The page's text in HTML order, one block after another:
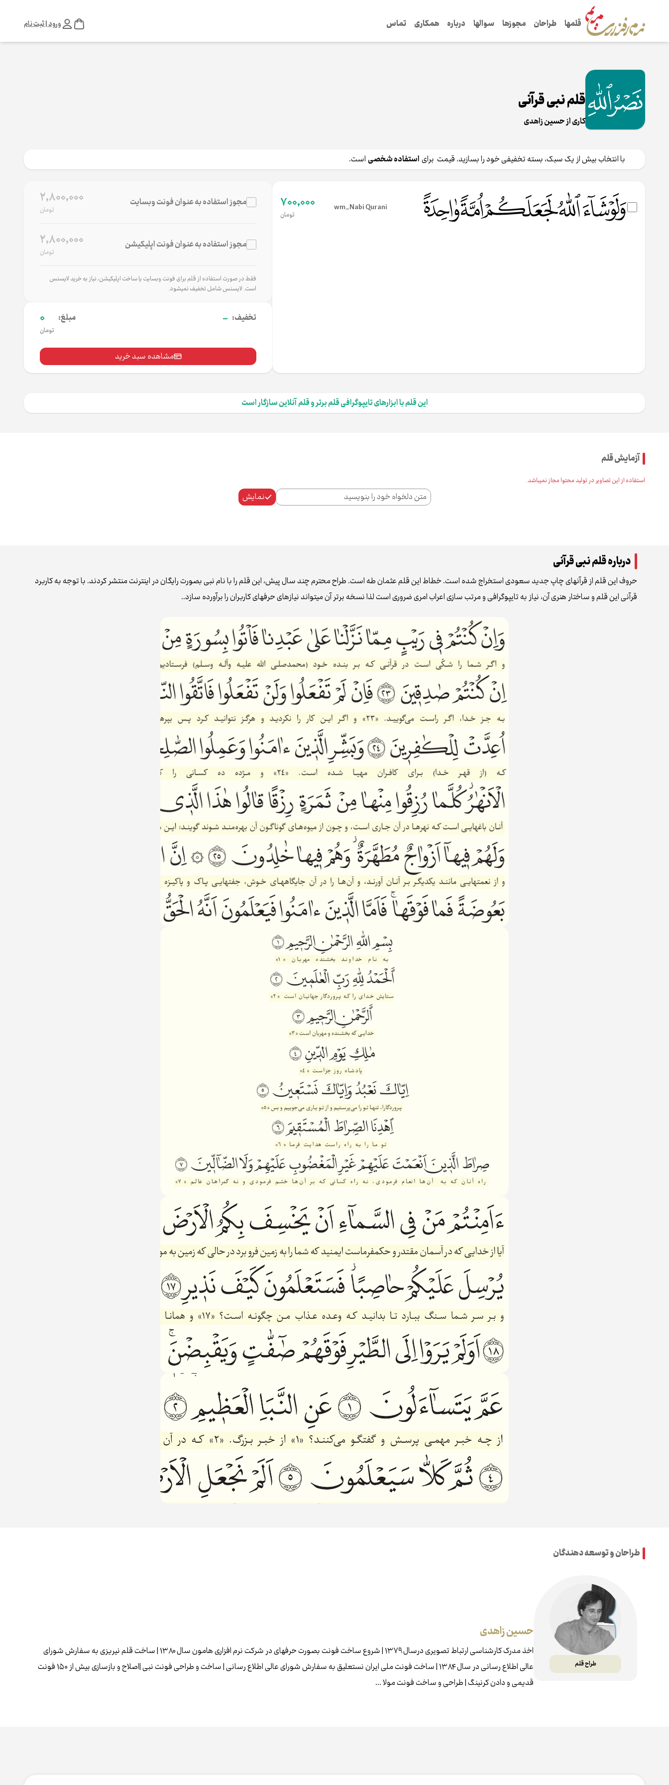
قلم‌ها طراحان مجوزها سوال‌ها درباره همکاری تماس ورود | ثبت نام
قلم نبی قرآنی
کاری از حسین زاهدی
با انتخاب بیش از یک سبک، بسته تخفیفی خود را بسازید. قیمت ‎ برای استفاده شخصیاست.
wm_Nabi Qurani
700,000
تومان
مجوز استفاده به عنوان فونت وب‌سایت 2,800,000
تومان
مجوز استفاده به عنوان فونت اپلیکیشن 2,800,000
تومان
فقط در صورت استفاده از قلم برای فونت وب‌سایت یا ساخت اپلیکیشن، نیاز به خرید لایسنس
است. لایسنس شامل تخفیف نمی‌شود.
تخفیف: - مبلغ: 0
تومان
مشاهده سبد خرید
این قلم با ابزارهای تایپوگرافی قلم برتر و قلم آنلاین سازگار است
آزمایش قلم
استفاده از این تصاویر در تولید محتوا مجاز نمی‌باشد.
نمایش
درباره قلم نبی قرآنی
حروف این قلم از قرآن‌های چاپ جدید سعودی استخراج شده است. خطاط این قلم عثمان طه است. طراح محترم چند سال پیش، این قلم را با نام نبی بصورت رایگان در اینترنت منتشر کردند. با توجه به کاربرد
قرآنی این قلم و ساختار هنری آن، نیاز به تایپوگرافی و مرتب سازی اعراب امری ضروری است لذا نسخه برتر آن می‌تواند نیازهای حرفه‌ای کاربران را برآورده سازد..
طراحان و توسعه دهندگان
طراح قلم
حسین زاهدی
اخذ مدرک کارشناسی ارتباط تصویری درسال ۱۳۷۹ | شروع ساخت فونت بصورت حرفه‌ای در شرکت نرم افزاری هامون سال ۱۳۸۰ | ساخت قلم نیریزی به سفارش شورای
عالی اطلاع رسانی در سال ۱۳۸۴ | ساخت فونت ملی ایران نستعلیق به سفارش شورای عالی اطلاع رسانی | ساخت و طراحی فونت نبی |اصلاح و بازسازی بيش از ۱۵۰ فونت
قديمی و دادن كرنينگ | طراحی و ساخت فونت مولا ...